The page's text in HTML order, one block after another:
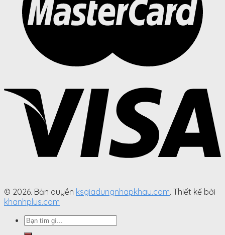
© 2026. Bản quyền ksgiadungnhapkhau.com. Thiết kế bởi
khanhplus.com
Search
for: